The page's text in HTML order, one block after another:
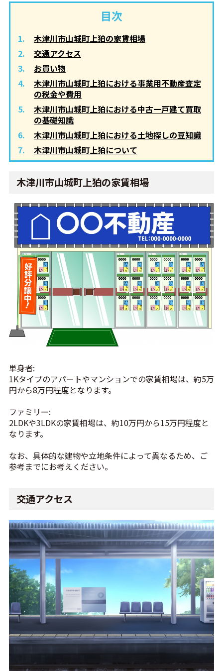
目次
木津川市山城町上狛の家賃相場
交通アクセス
お買い物
木津川市山城町上狛における事業用不動産査定
の税金や費用
木津川市山城町上狛における中古一戸建て買取
の基礎知識
木津川市山城町上狛における土地探しの豆知識
木津川市山城町上狛について
木津川市山城町上狛の家賃相場
単身者:
1Kタイプのアパートやマンションでの家賃相場は、約5万
円から8万円程度となります。
ファミリー:
2LDKや3LDKの家賃相場は、約10万円から15万円程度と
なります。
なお、具体的な建物や立地条件によって異なるため、ご
参考までにお考えください。
交通アクセス